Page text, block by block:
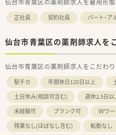
正社員 契約社員 パート・ア
仙台市青葉区の薬剤師求人を
仙台市青葉区の薬剤師求人をこだわ
駅チカ 年間休日120日以上
土日休み(相談可含む)
週休2.5日以
未経験可
ブランク可 Ｗワ
残業なし(ほぼなし含む)
転勤なし